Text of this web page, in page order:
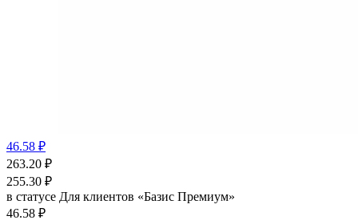
46.58 ₽
263.20 ₽
255.30 ₽
в статусе Для клиентов «Базис Премиум»
46.58 ₽